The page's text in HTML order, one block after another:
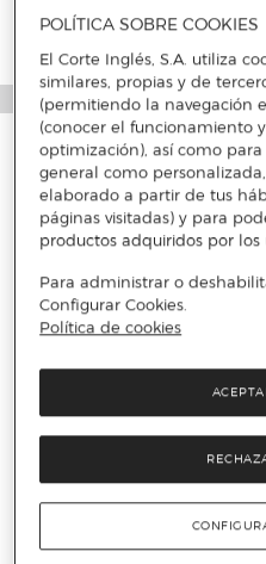
POLÍTICA SOBRE COOKIES
El Corte Inglés, S.A. utiliza
similares, propias y de
(permitiendo la navegación
(conocer el funcionamiento
optimización), así como
general como
elaborado a partir de tus
páginas visitadas) y para
productos adquiridos por los
Para administrar o
Configurar Cookies.
Política de cookies